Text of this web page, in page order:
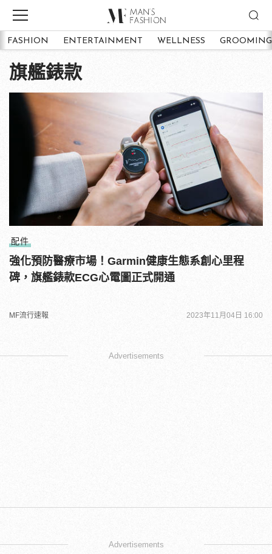
FASHION ENTERTAINMENT WELLNESS GROOMING
旗艦錶款
配件
強化預防醫療市場！Garmin健康生態系創心里程
碑，旗艦錶款ECG心電圖正式開通
MF流行速報 2023年11月04日 16:00
Advertisements
Advertisements